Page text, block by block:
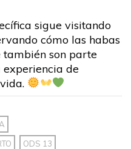
sigue visitando
cómo las habas
también son parte
de
ODS 13